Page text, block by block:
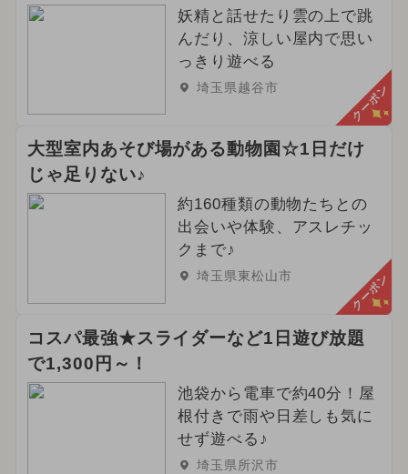
妖精と話せたり雲の上で跳
んだり、涼しい屋内で思い
っきり遊べる
埼玉県越谷市 クーポン
大型室内あそび場がある動物園☆1日だけ
じゃ足りない♪
約160種類の動物たちとの
出会いや体験、アスレチッ
クまで♪
埼玉県東松山市 クーポン
コスパ最強★スライダーなど1日遊び放題
で1,300円～！
池袋から電車で約40分！屋
根付きで雨や日差しも気に
せず遊べる♪
埼玉県所沢市